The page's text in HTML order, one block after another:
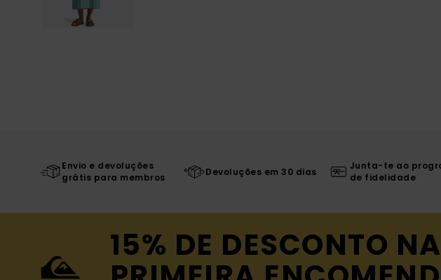
Envio e devoluções
grátis para membros
Devoluções em 30 dias
Junta-te ao
de fidelidade
15% DE DESCONTO